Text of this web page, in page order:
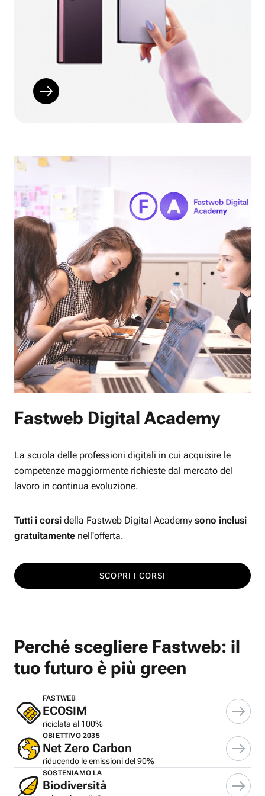
Fastweb Digital Academy
La scuola delle professioni digitali in cui acquisire le
competenze maggiormente richieste dal mercato del
lavoro in continua evoluzione.
Tutti i corsi della Fastweb Digital Academy sono inclusi
gratuitamente nell'offerta.
SCOPRI I CORSI
Perché scegliere Fastweb: il
tuo futuro è più green
FASTWEB
ECOSIM
riciclata al 100%
OBIETTIVO 2035
Net Zero Carbon
riducendo le emissioni del 90%
SOSTENIAMO LA
Biodiversità